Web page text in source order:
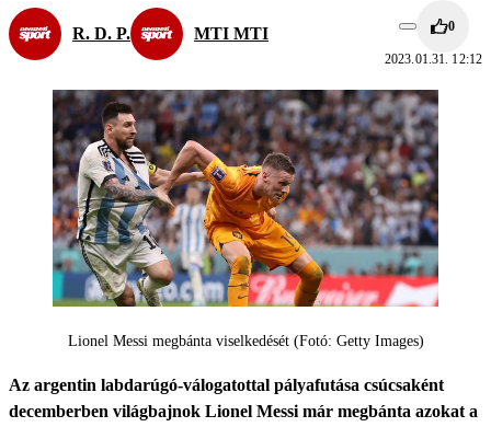
R. D. P. MTI MTI 0
2023.01.31. 12:12
Lionel Messi megbánta viselkedését (Fotó: Getty Images)
Az argentin labdarúgó-válogatottal pályafutása csúcsaként
decemberben világbajnok Lionel Messi már megbánta azokat a